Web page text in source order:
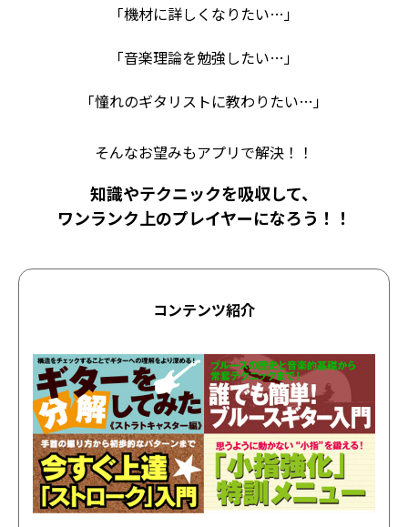
「機材に詳しくなりたい…」
「音楽理論を勉強したい…」
「憧れのギタリストに教わりたい…」
そんなお望みもアプリで解決！！
知識やテクニックを吸収して、
ワンランク上のプレイヤーになろう！！
コンテンツ紹介